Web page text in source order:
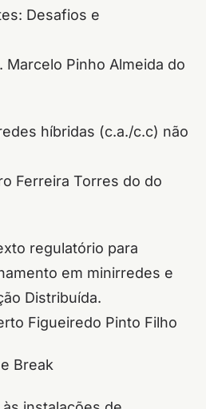
Desafios e
Marcelo Pinho Almeida do
híbridas (c.a./c.c) não
Ferreira Torres do do
regulatório para
em minirredes e
Distribuída.
Figueiredo Pinto Filho
Break